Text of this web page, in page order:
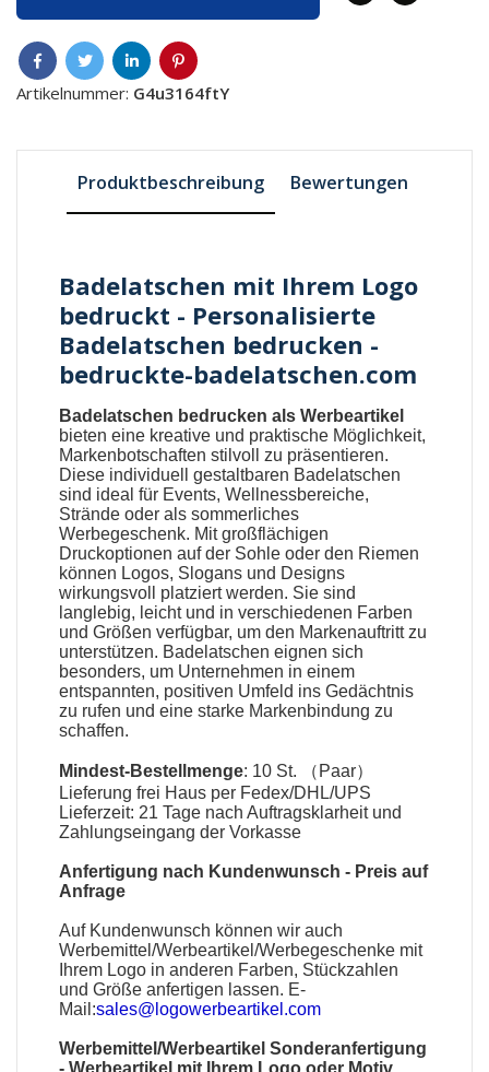
Artikelnummer: G4u3164ftY
Produktbeschreibung Bewertungen
Badelatschen mit Ihrem Logo
bedruckt - Personalisierte
Badelatschen bedrucken -
bedruckte-badelatschen.com
Badelatschen bedrucken als Werbeartikel
bieten eine kreative und praktische Möglichkeit,
Markenbotschaften stilvoll zu präsentieren.
Diese individuell gestaltbaren Badelatschen
sind ideal für Events, Wellnessbereiche,
Strände oder als sommerliches
Werbegeschenk. Mit großflächigen
Druckoptionen auf der Sohle oder den Riemen
können Logos, Slogans und Designs
wirkungsvoll platziert werden. Sie sind
langlebig, leicht und in verschiedenen Farben
und Größen verfügbar, um den Markenauftritt zu
unterstützen. Badelatschen eignen sich
besonders, um Unternehmen in einem
entspannten, positiven Umfeld ins Gedächtnis
zu rufen und eine starke Markenbindung zu
schaffen.
Mindest-Bestellmenge: 10 St. （Paar）
Lieferung frei Haus per Fedex/DHL/UPS
Lieferzeit: 21 Tage nach Auftragsklarheit und
Zahlungseingang der Vorkasse
Anfertigung nach Kundenwunsch - Preis auf
Anfrage
Auf Kundenwunsch können wir auch
Werbemittel/Werbeartikel/Werbegeschenke mit
Ihrem Logo in anderen Farben, Stückzahlen
und Größe anfertigen lassen. E-
Mail:sales@logowerbeartikel.com
Werbemittel/Werbeartikel Sonderanfertigung
-Werbeartikel mit Ihrem Logo oder Motiv